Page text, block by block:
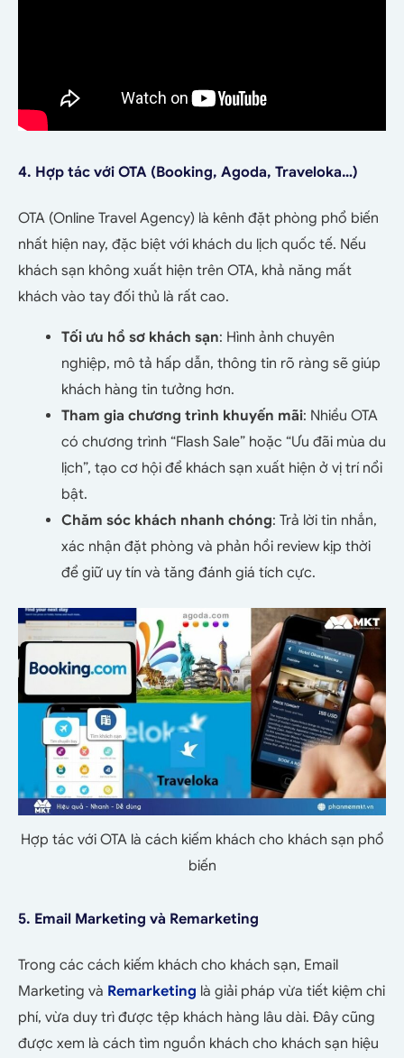
4. Hợp tác với OTA (Booking, Agoda, Traveloka…)
OTA (Online Travel Agency) là kênh đặt phòng phổ biến
nhất hiện nay, đặc biệt với khách du lịch quốc tế. Nếu
khách sạn không xuất hiện trên OTA, khả năng mất
khách vào tay đối thủ là rất cao.
Tối ưu hồ sơ khách sạn: Hình ảnh chuyên
nghiệp, mô tả hấp dẫn, thông tin rõ ràng sẽ giúp
khách hàng tin tưởng hơn.
Tham gia chương trình khuyến mãi: Nhiều OTA
có chương trình “Flash Sale” hoặc “Ưu đãi mùa du
lịch”, tạo cơ hội để khách sạn xuất hiện ở vị trí nổi
bật.
Chăm sóc khách nhanh chóng: Trả lời tin nhắn,
xác nhận đặt phòng và phản hồi review kịp thời
để giữ uy tín và tăng đánh giá tích cực.
Hợp tác với OTA là cách kiếm khách cho khách sạn phổ
biến
5. Email Marketing và Remarketing
Trong các cách kiếm khách cho khách sạn, Email
Marketing và Remarketing là giải pháp vừa tiết kiệm chi
phí, vừa duy trì được tệp khách hàng lâu dài. Đây cũng
được xem là cách tìm nguồn khách cho khách sạn hiệu